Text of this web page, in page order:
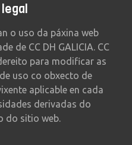
o uso da páxina web
de CC DH GALICIA. CC
para modificar as
uso co obxecto de
aplicable en cada
derivadas do
do sitio web.